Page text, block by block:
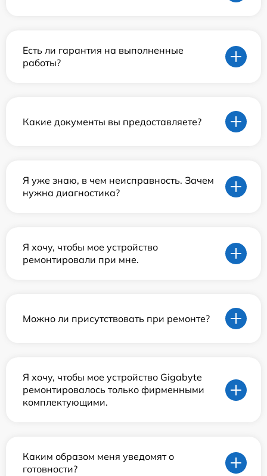
Есть ли гарантия на выполненные
работы?
Какие документы вы предоставляете?
Я уже знаю, в чем неисправность. Зачем
нужна диагностика?
Я хочу, чтобы мое устройство
ремонтировали при мне.
Можно ли присутствовать при ремонте?
Я хочу, чтобы мое устройство Gigabyte
ремонтировалось только фирменными
комплектующими.
Каким образом меня уведомят о
готовности?